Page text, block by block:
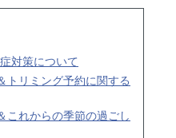
対策について
トリミング予約に関する
これからの季節の過ごし